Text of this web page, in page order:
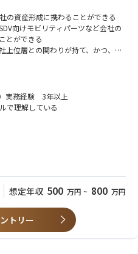
の資産形成に携わることができる
向けモビリティパーツなど会社の
とができる
上位層との関わりが持て、かつ、多
ク/時短勤務などの会社制度を活か
）
ケープ活動を通じて知的財産の戦略
の構築とその有効活用
権保証
事業・新用途の開拓
実務経験 3年以上
で理解している
、開発部門への企画提案経験
が取れ協調性がある方。誠実かつ物
問題・改善意識があり、自主的に行
想定年収 500 万円 ~ 800 万円
トリー